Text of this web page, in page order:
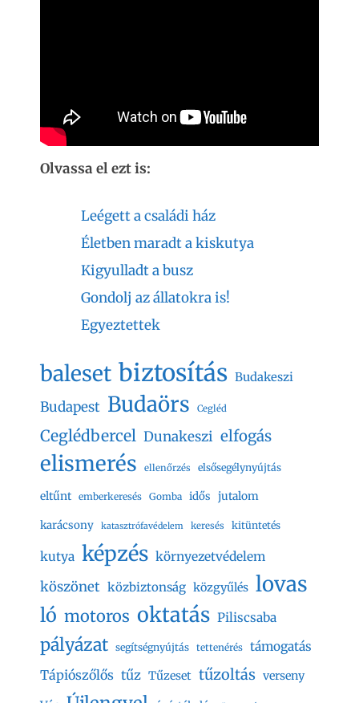
Olvassa el ezt is:
Leégett a családi ház
Életben maradt a kiskutya
Kigyulladt a busz
Gondolj az állatokra is!
Egyeztettek
baleset biztosítás Budakeszi
Budapest Budaörs Cegléd
Ceglédbercel Dunakeszi elfogás
elismerés ellenőrzés elsősegélynyújtás
eltűnt emberkeresés Gomba idős jutalom
karácsony katasztrófavédelem keresés kitüntetés
kutya képzés környezetvédelem
köszönet közbiztonság közgyűlés lovas
ló motoros oktatás Piliscsaba
pályázat segítségnyújtás tettenérés támogatás
Tápiószőlős tűz Tűzeset tűzoltás verseny